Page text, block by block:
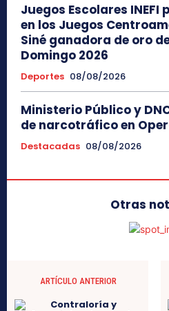
Juegos Escolares
en los Juegos
Siné ganadora de oro
Domingo 2026
Deportes 08/08/2026
Ministerio Público y
de narcotráfico en
Destacadas 08/08/2026
Otras
ARTÍCULO ANTERIOR